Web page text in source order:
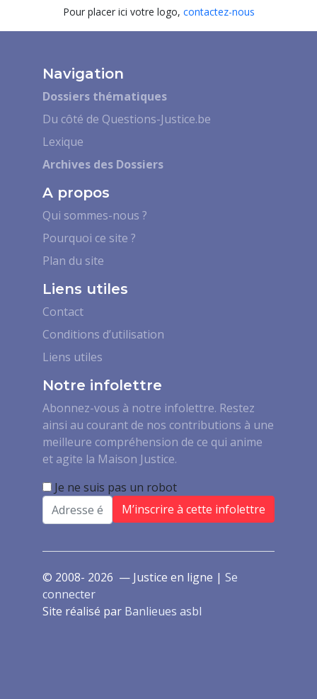
Pour placer ici votre logo, contactez-nous
Navigation
Dossiers thématiques
Du côté de Questions-Justice.be
Lexique
Archives des Dossiers
A propos
Qui sommes-nous ?
Pourquoi ce site ?
Plan du site
Liens utiles
Contact
Conditions d’utilisation
Liens utiles
Notre infolettre
Abonnez-vous à notre infolettre. Restez
ainsi au courant de nos contributions à une
meilleure compréhension de ce qui anime
et agite la Maison Justice.
Je ne suis pas un robot
Email
© 2008- 2026 — Justice en ligne | Se
connecter
Site réalisé par Banlieues asbl